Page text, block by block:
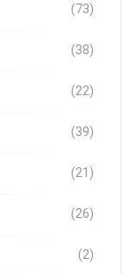
(73)
(38)
(22)
(39)
(21)
(26)
(2)